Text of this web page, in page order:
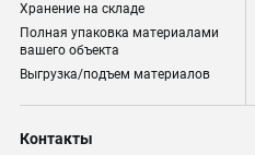
Хранение на складе
Полная упаковка материалами
вашего объекта
Выгрузка/подъем материалов
Контакты